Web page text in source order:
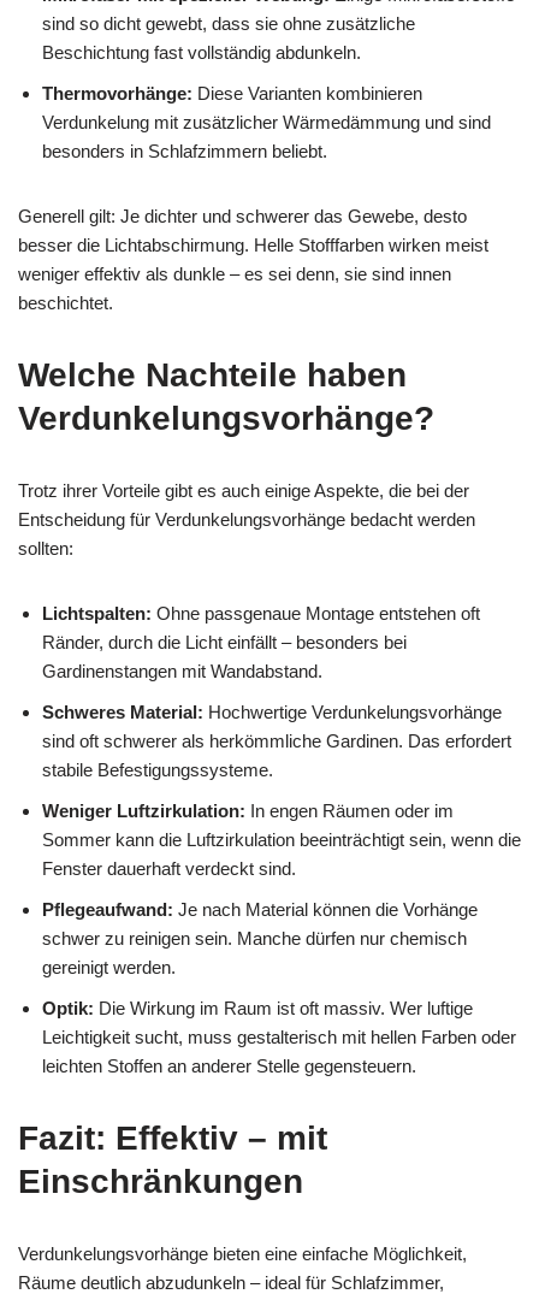
sind so dicht gewebt, dass sie ohne zusätzliche
Beschichtung fast vollständig abdunkeln.
Thermovorhänge: Diese Varianten kombinieren
Verdunkelung mit zusätzlicher Wärmedämmung und sind
besonders in Schlafzimmern beliebt.
Generell gilt: Je dichter und schwerer das Gewebe, desto
besser die Lichtabschirmung. Helle Stofffarben wirken meist
weniger effektiv als dunkle – es sei denn, sie sind innen
beschichtet.
Welche Nachteile haben
Verdunkelungsvorhänge?
Trotz ihrer Vorteile gibt es auch einige Aspekte, die bei der
Entscheidung für Verdunkelungsvorhänge bedacht werden
sollten:
Lichtspalten: Ohne passgenaue Montage entstehen oft
Ränder, durch die Licht einfällt – besonders bei
Gardinenstangen mit Wandabstand.
Schweres Material: Hochwertige Verdunkelungsvorhänge
sind oft schwerer als herkömmliche Gardinen. Das erfordert
stabile Befestigungssysteme.
Weniger Luftzirkulation: In engen Räumen oder im
Sommer kann die Luftzirkulation beeinträchtigt sein, wenn die
Fenster dauerhaft verdeckt sind.
Pflegeaufwand: Je nach Material können die Vorhänge
schwer zu reinigen sein. Manche dürfen nur chemisch
gereinigt werden.
Optik: Die Wirkung im Raum ist oft massiv. Wer luftige
Leichtigkeit sucht, muss gestalterisch mit hellen Farben oder
leichten Stoffen an anderer Stelle gegensteuern.
Fazit: Effektiv – mit
Einschränkungen
Verdunkelungsvorhänge bieten eine einfache Möglichkeit,
Räume deutlich abzudunkeln – ideal für Schlafzimmer,